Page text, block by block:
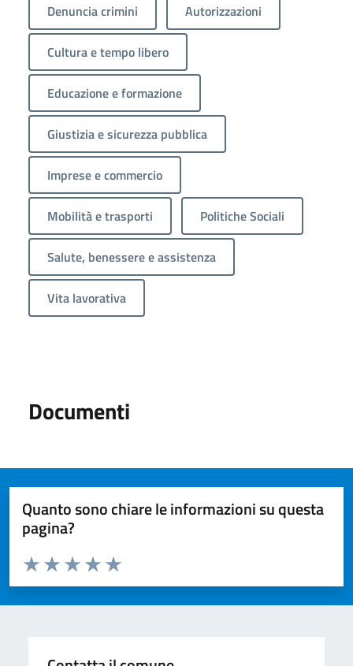
Denuncia crimini Autorizzazioni
Cultura e tempo libero
Educazione e formazione
Giustizia e sicurezza pubblica
Imprese e commercio
Mobilità e trasporti Politiche Sociali
Salute, benessere e assistenza
Vita lavorativa
Documenti
Quanto sono chiare le informazioni su questa
pagina?
Valuta da 1 a 5 stelle la pagina
Valuta 5 stelle su 5
Valuta 4 stelle su 5
Valuta 3 stelle su 5
Valuta 2 stelle su 5
Valuta 1 stelle su 5